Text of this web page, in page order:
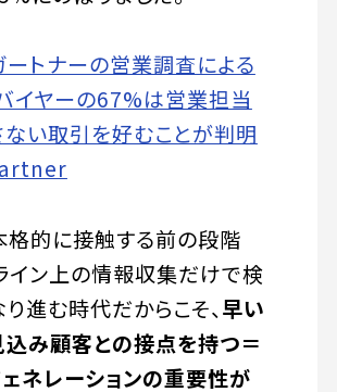
ートナーの営業調査による
イヤーの67%は営業担当
い取引を好むことが判明
格的に接触する前の段階
イン上の情報収集だけで検
進む時代だからこそ、早い
み顧客との接点を持つ＝
ネレーションの重要性が